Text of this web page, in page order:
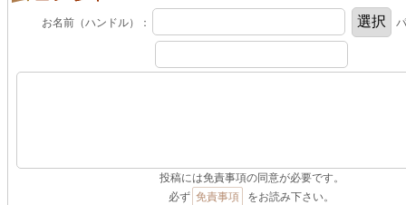
お名前（ハンドル）：
投稿には免責事項の同意が必要です。
必ず 免責事項
をお読み下さい。